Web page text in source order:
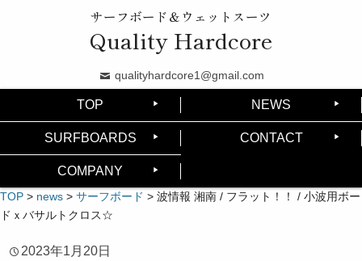
サーフボード＆ウェットスーツ
Quality Hardcore
qualityhardcore1@gmail.com
TOP NEWS
SURFBOARDS CONTACT
COMPANY
TOP > news > サーフボード > 波情報 湘南 / フラット！！ / 小波用ボー
ドｘバサルトクロス☆
2023年1月20日